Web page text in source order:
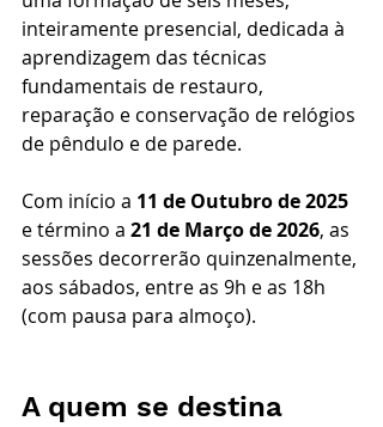
inteiramente presencial, dedicada à
aprendizagem das técnicas
fundamentais de restauro,
reparação e conservação de relógios
de pêndulo e de parede.
Com início a 11 de Outubro de 2025
e término a 21 de Março de 2026, as
sessões decorrerão quinzenalmente,
aos sábados, entre as 9h e as 18h
(com pausa para almoço).
A quem se destina